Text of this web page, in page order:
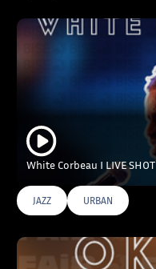
White Corbeau I LIVE SHOT
JAZZ URBAN